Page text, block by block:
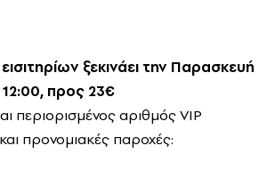
ξεκινάει την Παρασκευή
12:00, προς 23€
περιορισμένος αριθμός VIP
προνομιακές παροχές: